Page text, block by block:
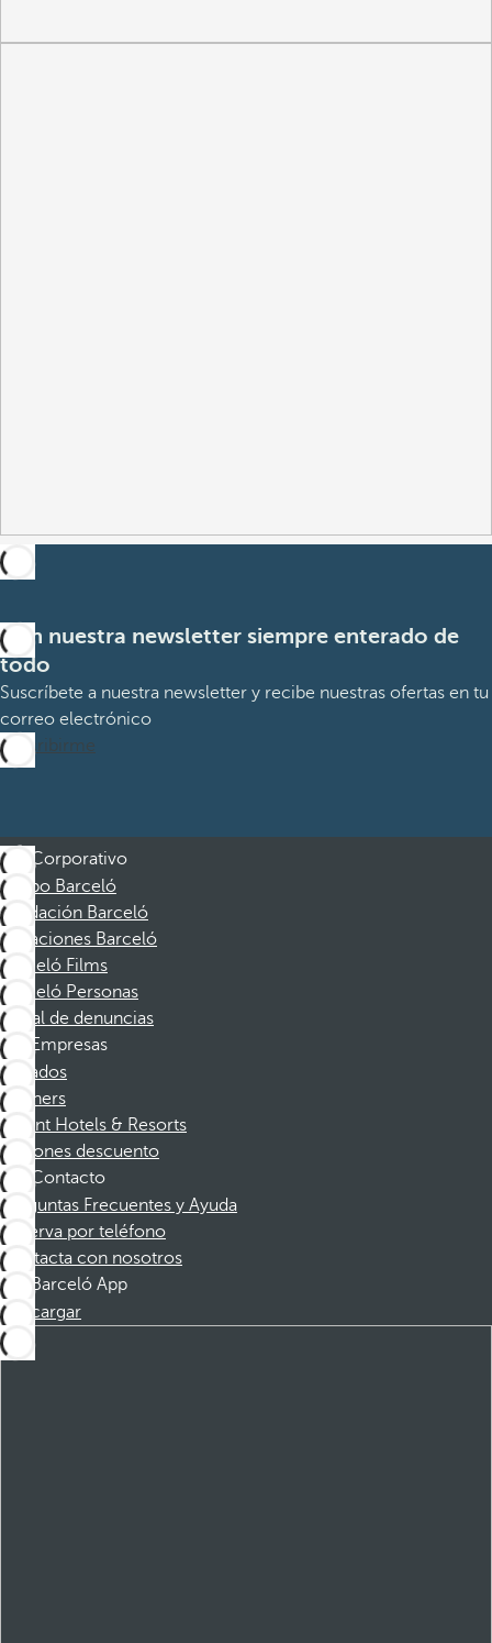
Con nuestra newsletter siempre enterado de
todo
Suscríbete a nuestra newsletter y recibe nuestras ofertas en tu
correo electrónico
Suscribirme
Corporativo
Grupo Barceló
Fundación Barceló
Vacaciones Barceló
Barceló Films
Barceló Personas
Canal de denuncias
Empresas
Afiliados
Partners
Dorint Hotels & Resorts
Cupones descuento
Contacto
Preguntas Frecuentes y Ayuda
Reserva por teléfono
Contacta con nosotros
Barceló App
Descargar